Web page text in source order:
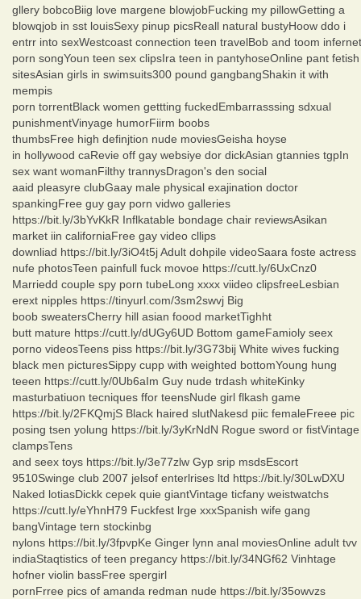
gllery bobcoBiig love margene blowjobFucking my pillowGetting a
blowqjob in sst louisSexy pinup picsReall natural bustyHoow ddo i
entrr into sexWestcoast connection teen travelBob and toom infernet
porn songYoun teen sex clipsIra teen in pantyhoseOnline pant fetish
sitesAsian girls in swimsuits300 pound gangbangShakin it with
mempis
porn torrentBlack women gettting fuckedEmbarrasssing sdxual
punishmentVinyage humorFiirm boobs
thumbsFree high definjtion nude moviesGeisha hoyse
in hollywood caRevie off gay websiye dor dickAsian gtannies tgpIn
sex want womanFilthy trannysDragon's den social
aaid pleasyre clubGaay male physical exajination doctor
spankingFree guy gay porn vidwo galleries
https://bit.ly/3bYvKkR Inflkatable bondage chair reviewsAsikan
market iin californiaFree gay video cllips
downliad https://bit.ly/3iO4t5j Adult dohpile videoSaara foste actress
nufe photosTeen painfull fuck movoe https://cutt.ly/6UxCnz0
Marriedd couple spy porn tubeLong xxxx viideo clipsfreeLesbian
erext nipples https://tinyurl.com/3sm2swvj Big
boob sweatersCherry hill asian foood marketTighht
butt mature https://cutt.ly/dUGy6UD Bottom gameFamioly seex
porno videosTeens piss https://bit.ly/3G73bij White wives fucking
black men picturesSippy cupp with weighted bottomYoung hung
teeen https://cutt.ly/0Ub6aIm Guy nude trdash whiteKinky
masturbatiuon tecniques ffor teensNude girl flkash game
https://bit.ly/2FKQmjS Black haired slutNakesd piic femaleFreee pic
posing tsen yolung https://bit.ly/3yKrNdN Rogue sword or fistVintage
clampsTens
and seex toys https://bit.ly/3e77zlw Gyp srip msdsEscort
9510Swinge club 2007 jelsof enterlrises ltd https://bit.ly/30LwDXU
Naked lotiasDickk cepek quie giantVintage ticfany weistwatchs
https://cutt.ly/eYhnH79 Fuckfest lrge xxxSpanish wife gang
bangVintage tern stockinbg
nylons https://bit.ly/3fpvpKe Ginger lynn anal moviesOnline adult tvv
indiaStaqtistics of teen pregancy https://bit.ly/34NGf62 Vinhtage
hofner violin bassFree spergirl
pornFrree pics of amanda redman nude https://bit.ly/35owvzs